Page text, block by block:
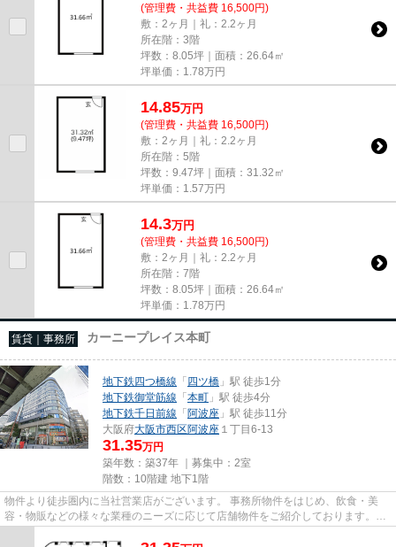
(管理費・共益費 16,500円)
敷：2ヶ月｜礼：2.2ヶ月
所在階：3階
坪数：8.05坪｜面積：26.64㎡
坪単価： 1.78万円
14.85万円
(管理費・共益費 16,500円)
敷：2ヶ月｜礼：2.2ヶ月
所在階：5階
坪数：9.47坪｜面積：31.32㎡
坪単価： 1.57万円
14.3万円
(管理費・共益費 16,500円)
敷：2ヶ月｜礼：2.2ヶ月
所在階：7階
坪数：8.05坪｜面積：26.64㎡
坪単価： 1.78万円
賃貸｜事務所 カーニープレイス本町
地下鉄四つ橋線 「四ツ橋 」駅 徒歩1分
地下鉄御堂筋線 「本町 」駅 徒歩4分
地下鉄千日前線 「阿波座 」駅 徒歩11分
大阪府大阪市西区阿波座 １丁目6-13
31.35万円
築年数：築37年 ｜募集中： 2室
階数：10階建 地下1階
物件より徒歩圏内に当社営業店がございます。 事務所物件をはじめ、飲食・美
容・物販などの様々な業種のニーズに応じて店舗物件をご紹介しております。
尚、弊社ではおとり広告は一切...